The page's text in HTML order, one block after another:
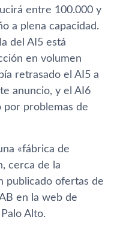
entre 100.000 y
a plena capacidad.
del AI5 está
en volumen
retrasado el AI5 a
anuncio, y el AI6
por problemas de
«fábrica de
cerca de la
publicado ofertas de
en la web de
Alto.